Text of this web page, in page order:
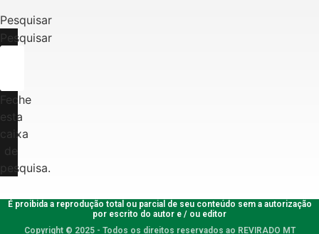
Pesquisar
Pesquisar
Feche
esta
caixa
de
pesquisa.
É proibida a reprodução total ou parcial de seu conteúdo sem a autorização
por escrito do autor e / ou editor
Copyright © 2025 - Todos os direitos reservados ao REVIRADO MT